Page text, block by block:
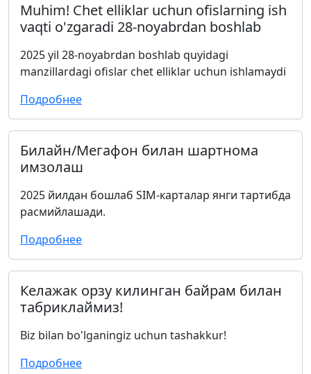
Muhim! Chet elliklar uchun ofislarning ish
vaqti o'zgaradi 28-noyabrdan boshlab
2025 yil 28-noyabrdan boshlab quyidagi
manzillardagi ofislar chet elliklar uchun ishlamaydi
Подробнее
Билайн/Мегафон билан шартнома
имзолаш
2025 йилдан бошлаб SIM-карталар янги тартибда
расмийлашади.
Подробнее
Келажак орзу килинган байрам билан
табриклаймиз!
Biz bilan bo'lganingiz uchun tashakkur!
Подробнее